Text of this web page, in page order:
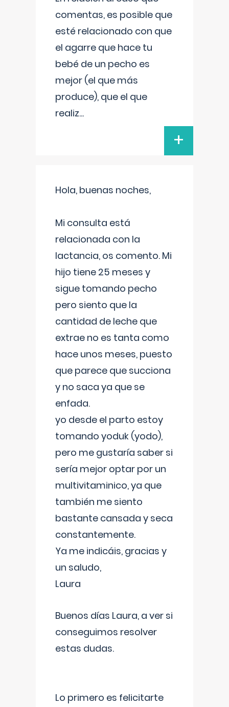
comentas, es posible que
esté relacionado con que
el agarre que hace tu
bebé de un pecho es
mejor (el que más
produce), que el que
realiz...
+
Hola, buenas noches,
Mi consulta está
relacionada con la
lactancia, os comento. Mi
hijo tiene 25 meses y
sigue tomando pecho
pero siento que la
cantidad de leche que
extrae no es tanta como
hace unos meses, puesto
que parece que succiona
y no saca ya que se
enfada.
yo desde el parto estoy
tomando yoduk (yodo),
pero me gustaría saber si
sería mejor optar por un
multivitaminico, ya que
también me siento
bastante cansada y seca
constantemente.
Ya me indicáis, gracias y
un saludo,
Laura
Buenos días Laura, a ver si
conseguimos resolver
estas dudas.
Lo primero es felicitarte